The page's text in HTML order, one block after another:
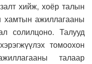
хийж, хоёр талын
хамтын ажиллагааны
солилцоно. Талууд
томоохон
талаар